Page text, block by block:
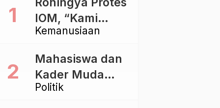
Kemanusiaan
IOM, “Kami
dibiarkan Mati
Politik
Mahasiswa dan
Kader Muda
Ramaikan Forum